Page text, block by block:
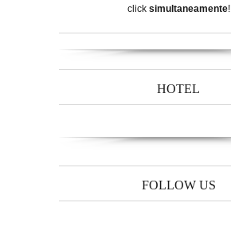
click simultaneamente!
HOTEL
FOLLOW US